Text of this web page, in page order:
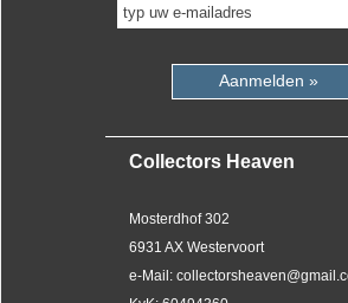
Aanmelden »
Collectors Heaven
Mosterdhof 302
6931 AX Westervoort
e-Mail: